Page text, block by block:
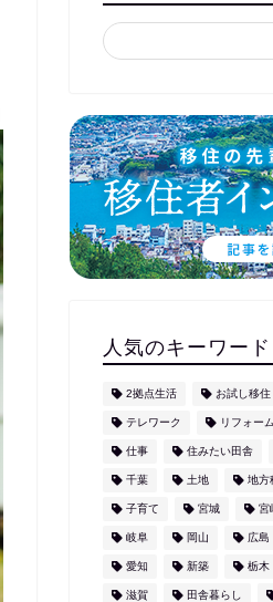
人気のキーワード
2拠点生活 お試し移住
テレワーク リフォーム
仕事 住みたい田舎
千葉 土地 地方
子育て 宮城 宮
岐阜 岡山 広島
愛知 新築 栃木
滋賀 田舎暮らし